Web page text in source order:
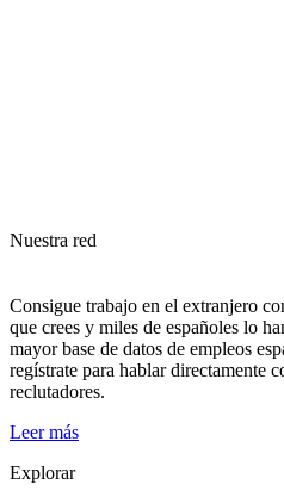
Nuestra red
Consigue trabajo en el extranjero
que crees y miles de españoles lo
mayor base de datos de empleos
regístrate para hablar directamente
reclutadores.
Leer más
Explorar